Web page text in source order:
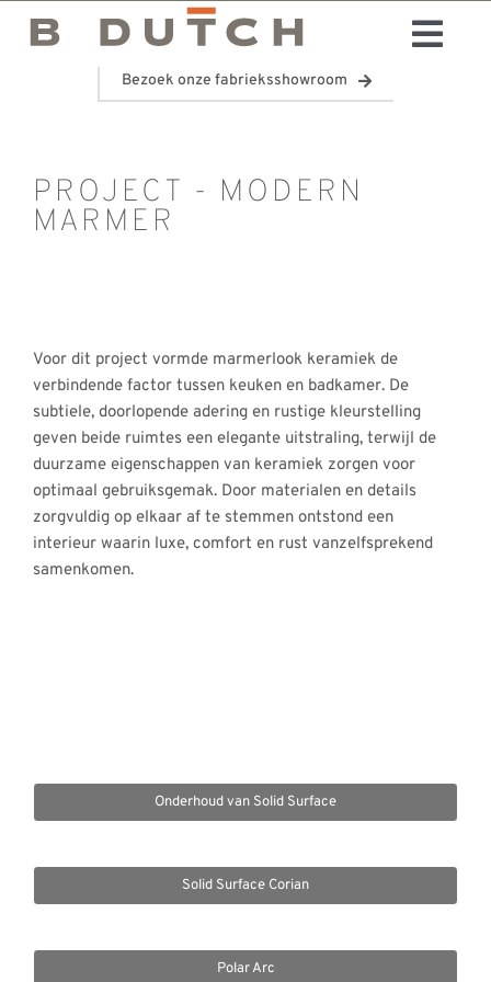
naar
Badkamers
Contact
Bezoek onze fabrieksshowroom
PROJECT - MODERN
MARMER
Voor dit project vormde marmerlook keramiek de
verbindende factor tussen keuken en badkamer. De
subtiele, doorlopende adering en rustige kleurstelling
geven beide ruimtes een elegante uitstraling, terwijl de
duurzame eigenschappen van keramiek zorgen voor
optimaal gebruiksgemak. Door materialen en details
zorgvuldig op elkaar af te stemmen ontstond een
interieur waarin luxe, comfort en rust vanzelfsprekend
samenkomen.
Onderhoud van Solid Surface
Solid Surface Corian
Polar Arc